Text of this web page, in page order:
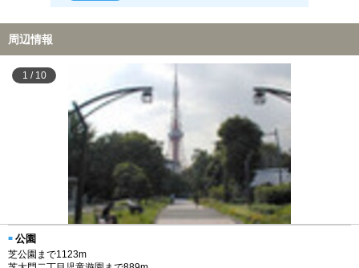
周辺情報
1 / 10
公園
芝公園まで1123m